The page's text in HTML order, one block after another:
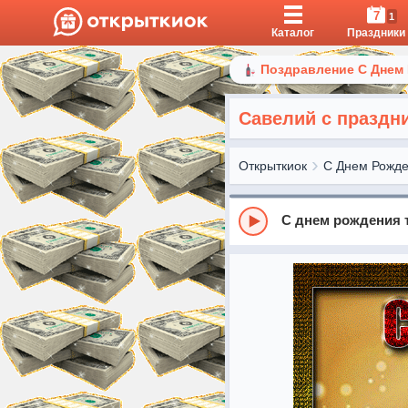
Каталог
7 1
Праздники
Поздравление С
Савелий с
Открыткиок С Днем
С днем рождения